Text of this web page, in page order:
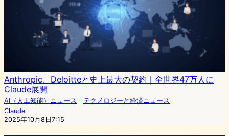
Anthropic、Deloitteと史上最大の契約｜全世界47万人に
Claude展開
AI（人工知能）ニュース ｜ テクノロジーと経済ニュース
Claude
2025年10月8日7:15